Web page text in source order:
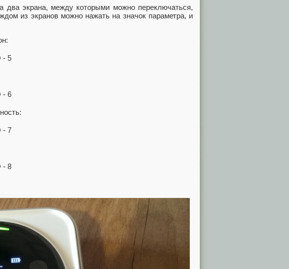
два экрана, между которыми можно переключаться,
из экранов можно нажать на значок параметра, и